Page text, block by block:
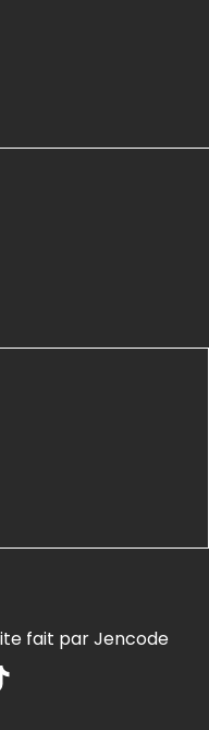
fait par Jencode